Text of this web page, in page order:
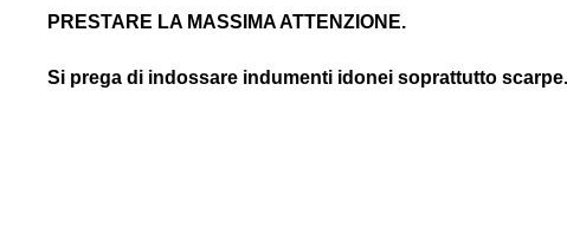
PRESTARE LA MASSIMA ATTENZIONE.
Si prega di indossare indumenti idonei soprattutto scarpe.